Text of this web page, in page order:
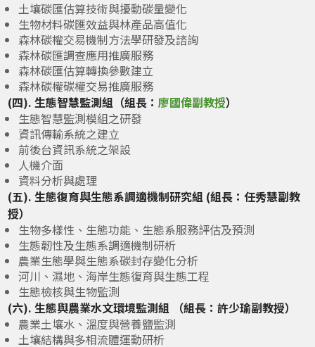
土壤碳匯估算技術與擾動碳量變化
生物材料碳匯效益與林產品高值化
森林碳權交易機制方法學研發及諮詢
森林碳匯調查應用推廣服務
森林碳匯估算轉換參數建立
森林碳權碳權交易推廣服務
(四). 生態智慧監測組（組長：廖國偉副教授）
生態智慧監測模組之研發
資訊傳輸系統之建立
前後台資訊系統之架設
人機介面
資料分析與處理
(五). 生態復育與生態系調適機制研究組 (組長：任秀慧副教
授）
生物多樣性、生態功能、生態系服務評估及預測
生態韌性及生態系調適機制研析
農業生態學與生態系碳封存變化分析
河川、濕地、海岸生態復育與生態工程
生態檢核與生物監測
(六). 生態與農業水文環境監測組 （組長：許少瑜副教授）
農業土壤水、溫度與營養鹽監測
土壤結構與多相流體運動研析